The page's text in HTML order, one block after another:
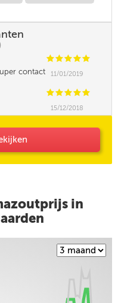
CCCCC
contact
11/01/2019
CCCCC
15/12/2018
in